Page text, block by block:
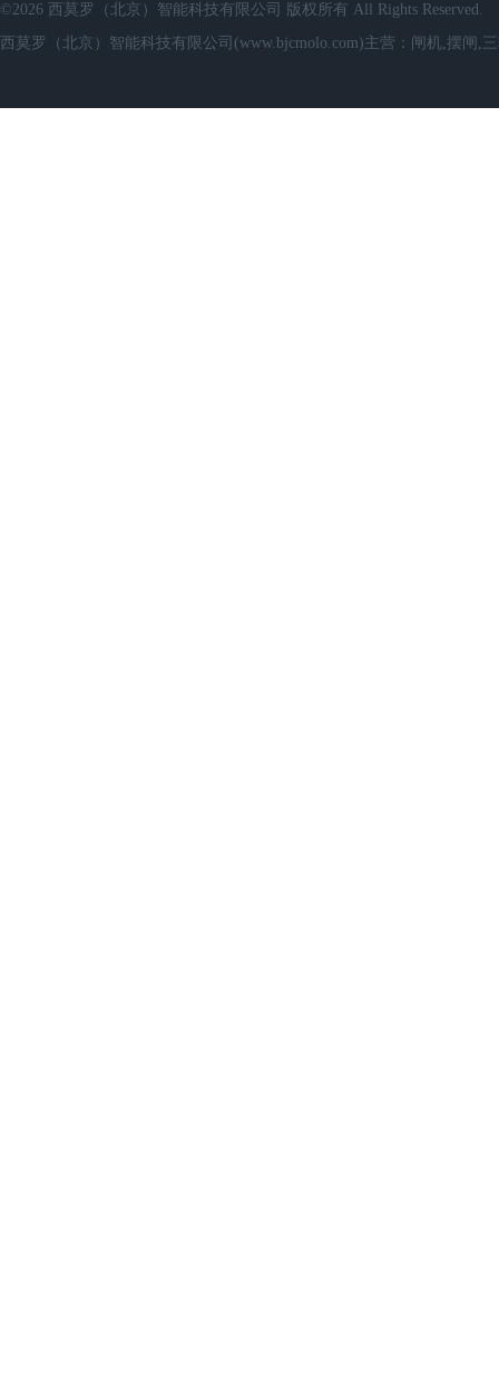
©2026 西莫罗（北京）智能科技有限公司 版权所有 All Rights Reserved.
西莫罗（北京）智能科技有限公司(www.bjcmolo.com)主营：闸机,摆闸,